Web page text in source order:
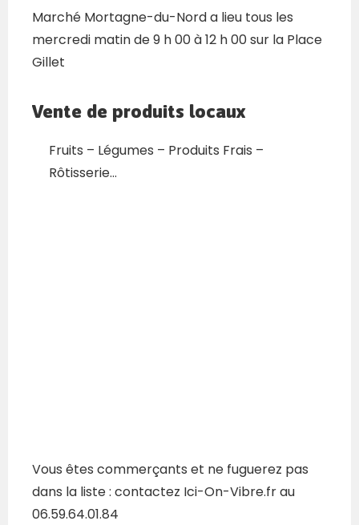
Marché Mortagne-du-Nord a lieu tous les
mercredi matin de 9 h 00 à 12 h 00 sur la Place
Gillet
Vente de produits locaux
Fruits – Légumes – Produits Frais –
Rôtisserie…
Vous êtes commerçants et ne fuguerez pas
dans la liste : contactez Ici-On-Vibre.fr au
06.59.64.01.84